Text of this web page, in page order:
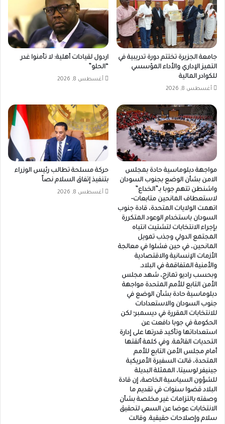
جامعة الجزيرة تختتم دورة تدريبية في
التميز الإداري والأداء المؤسسي
للكوادر المالية
أغسطس 8, 2026
اردول لقيادات أهلية: لا تأمنوا غدر
“الحلو”
أغسطس 8, 2026
مواجهة دبلوماسية حادة بمجلس
الامن بشأن الوضع بجنوب السودان
واشنطن تتهم جوبا بـ”الخداع”
لاستعطاف المانحين متابعات-
اتهمت الولايات المتحدة، قادة جنوب
السودان باستخدام الوعود المتكررة
بإجراء الانتخابات لتشتيت انتباه
المجتمع الدولي وجذب تمويل
المانحين، في حين فشلوا في معالجة
الأزمات الإنسانية والاقتصادية
والأمنية المتفاقمة في البلاد.
وبحسب راديو تمازج، شهد مجلس
الأمن التابع للأمم المتحدة مواجهة
دبلوماسية حادة بشأن الوضع في
جنوب السودان والاستعدادات
للانتخابات المقررة في ديسمبر؛ لكن
الحكومة في جوبا دافعت عن
استعداداتها وتأكيد قدرتها على إدارة
التحديات القائمة. وفي كلمة ألقتها
أمام مجلس الأمن التابع للأمم
المتحدة، قالت السفيرة الأمريكية
جينيفر لوسيتا، الممثلة البديلة
للشؤون السياسية الخاصة، إن قادة
البلاد قضوا سنوات في تقديم ما
وصفته بالتزامات غير مخلصة بشأن
الانتخابات عوضا عن السعي لتحقيق
سلام وإصلاحات حقيقية. وقالت
حركة مسلحة تطالب رئيس الوزراء
بتنفيذ إتفاق السلام نصاً
أغسطس 8, 2026